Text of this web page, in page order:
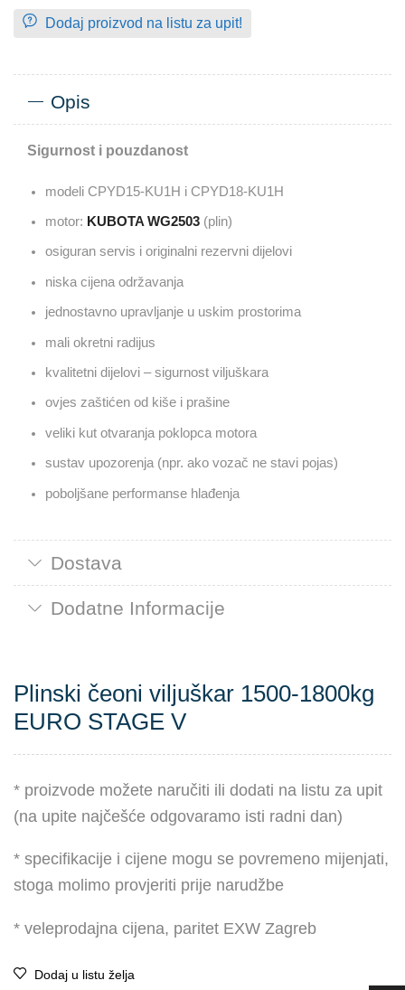
Dodaj proizvod na listu za upit!
Opis
Sigurnost i pouzdanost
modeli CPYD15-KU1H i CPYD18-KU1H
motor: KUBOTA WG2503 (plin)
osiguran servis i originalni rezervni dijelovi
niska cijena održavanja
jednostavno upravljanje u uskim prostorima
mali okretni radijus
kvalitetni dijelovi – sigurnost viljuškara
ovjes zaštićen od kiše i prašine
veliki kut otvaranja poklopca motora
sustav upozorenja (npr. ako vozač ne stavi pojas)
poboljšane performanse hlađenja
Dostava
Dodatne Informacije
Plinski čeoni viljuškar 1500-1800kg
EURO STAGE V
* proizvode možete naručiti ili dodati na listu za upit
(na upite najčešće odgovaramo isti radni dan)
* specifikacije i cijene mogu se povremeno mijenjati,
stoga molimo provjeriti prije narudžbe
* veleprodajna cijena, paritet EXW Zagreb
Dodaj u listu želja